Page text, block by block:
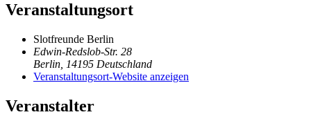
Veranstaltungsort
Slotfreunde Berlin
Edwin-Redslob-Str. 28
Berlin 14195 Deutschland
Veranstaltungsort-Website anzeigen
Veranstalter